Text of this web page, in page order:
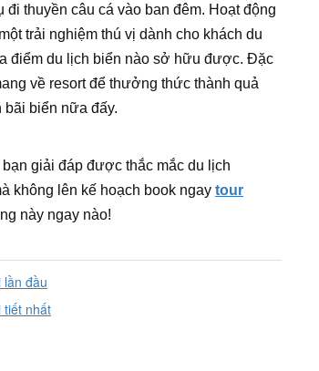
thuyền câu cá vào ban đêm. Hoạt động
trải nghiệm thú vị dành cho khách du
điểm du lịch biển nào sở hữu được. Đặc
về resort để thưởng thức thành quả
biển nữa đấy.
giải đáp được thắc mắc du lịch
không lên kế hoạch book ngay tour
này ngay nào!
đầu
tiết nhất